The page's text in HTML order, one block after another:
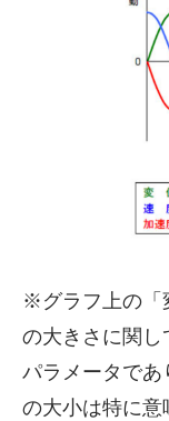
※グラフ上の「
の大きさに関し
パラメータであ
の大小は特に意